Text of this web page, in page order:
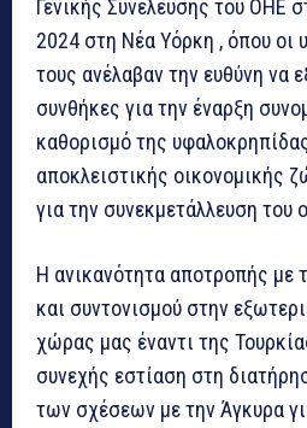
Γενικής Συνέλευσης του ΟΗΕ
2024 στη Νέα Υόρκη , όπου οι
τους ανέλαβαν την ευθύνη να
συνθήκες για την έναρξη
καθορισμό της
αποκλειστικής οικονομικής
για την συνεκμετάλλευση του
Η ανικανότητα αποτροπής με
και συντονισμού στην
χώρας μας έναντι της
συνεχής εστίαση στη
των σχέσεων με την Άγκυρα